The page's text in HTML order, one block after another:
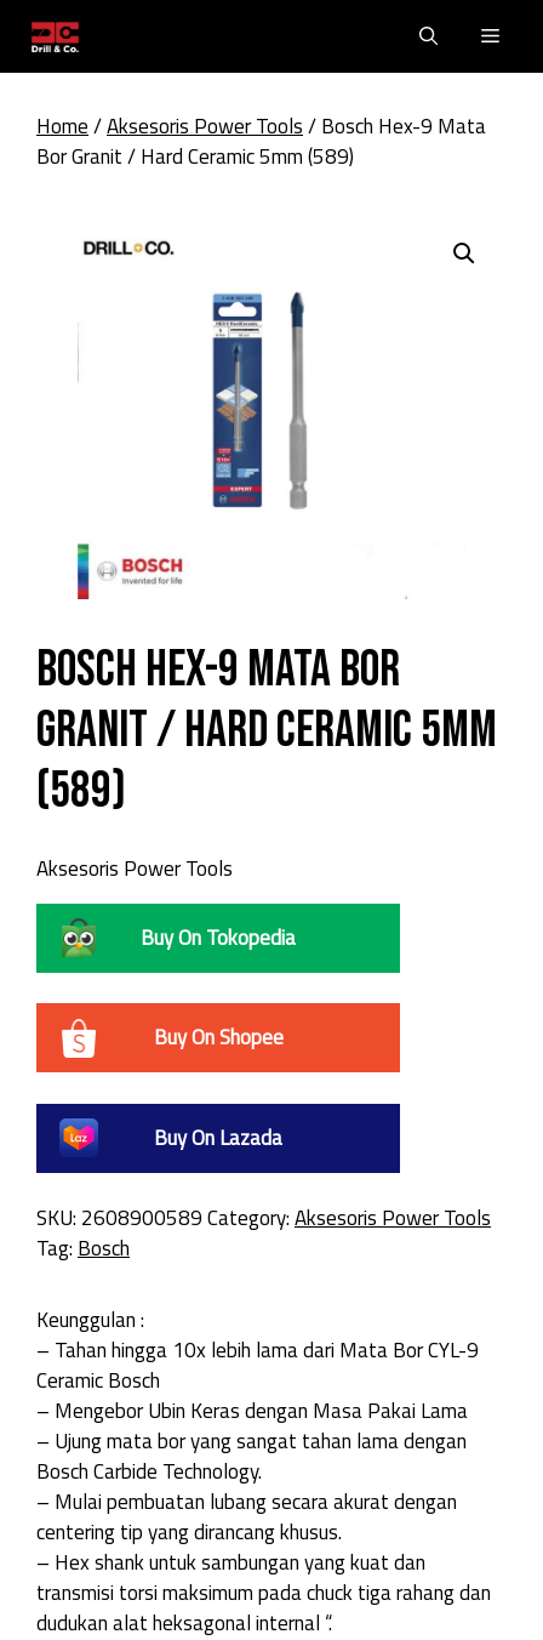
content
Home/Aksesoris Power Tools/ Bosch Hex-9 Mata
Bor Granit / Hard Ceramic 5mm (589)
Bosch Hex-9 Mata Bor
Granit / Hard Ceramic 5mm
(589)
Aksesoris Power Tools
Buy On Tokopedia
Buy On Shopee
Buy On Lazada
SKU: 2608900589Category:Aksesoris Power Tools
Tag: Bosch
Keunggulan :
– Tahan hingga 10x lebih lama dari Mata Bor CYL-9
Ceramic Bosch
– Mengebor Ubin Keras dengan Masa Pakai Lama
– Ujung mata bor yang sangat tahan lama dengan
Bosch Carbide Technology.
– Mulai pembuatan lubang secara akurat dengan
centering tip yang dirancang khusus.
– Hex shank untuk sambungan yang kuat dan
transmisi torsi maksimum pada chuck tiga rahang dan
dudukan alat heksagonal internal “.